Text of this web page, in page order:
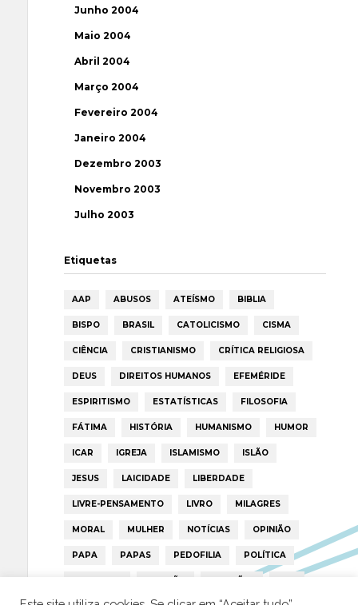
Junho 2004
Maio 2004
Abril 2004
Março 2004
Fevereiro 2004
Janeiro 2004
Dezembro 2003
Novembro 2003
Julho 2003
Etiquetas
AAP ABUSOS ATEÍSMO BIBLIA
BISPO BRASIL CATOLICISMO CISMA
CIÊNCIA CRISTIANISMO CRÍTICA RELIGIOSA
DEUS DIREITOS HUMANOS EFEMÉRIDE
ESPIRITISMO ESTATÍSTICAS FILOSOFIA
FÁTIMA HISTÓRIA HUMANISMO HUMOR
ICAR IGREJA ISLAMISMO ISLÃO
JESUS LAICIDADE LIBERDADE
LIVRE-PENSAMENTO LIVRO MILAGRES
MORAL MULHER NOTÍCIAS OPINIÃO
PAPA PAPAS PEDOFILIA POLÍTICA
PORTUGAL RELIGIÃO RELIGIÕES RTP